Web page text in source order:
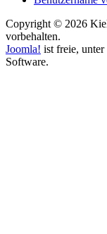
Copyright © 2026
vorbehalten.
Joomla! ist freie, unter
Software.